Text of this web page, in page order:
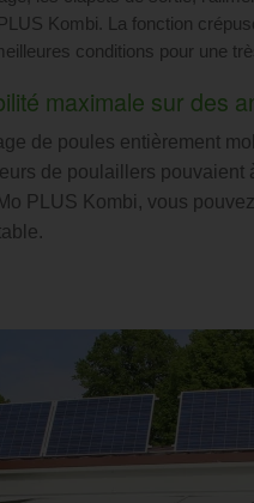
Kombi. La fonction
conditions pour une
maximale sur des
de poules entièrement
de poulaillers pouvaient
PLUS Kombi, vous